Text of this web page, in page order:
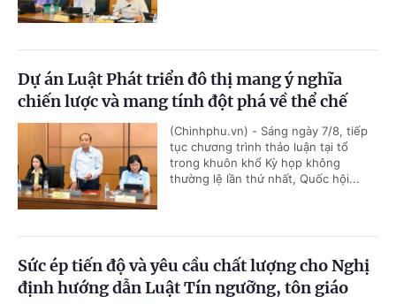
Dự án Luật Phát triển đô thị mang ý nghĩa
chiến lược và mang tính đột phá về thể chế
(Chinhphu.vn) - Sáng ngày 7/8, tiếp
tục chương trình thảo luận tại tổ
trong khuôn khổ Kỳ họp không
thường lệ lần thứ nhất, Quốc hội...
Sức ép tiến độ và yêu cầu chất lượng cho Nghị
định hướng dẫn Luật Tín ngưỡng, tôn giáo